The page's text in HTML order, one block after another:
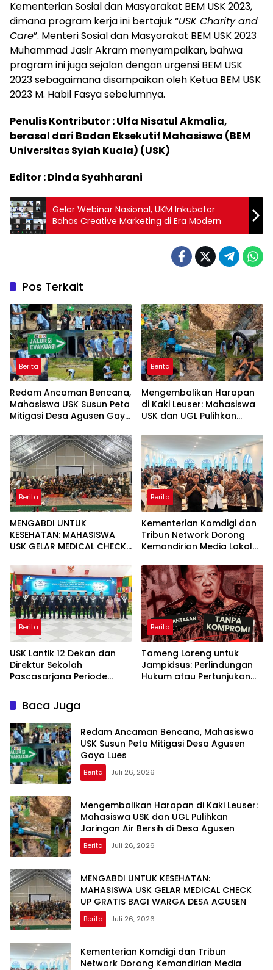
Kementerian Sosial dan Masyarakat BEM USK 2023,
dimana program kerja ini bertajuk “USK Charity and
Care”. Menteri Sosial dan Masyarakat BEM USK 2023
Muhammad Jasir Akram menyampaikan, bahwa
program ini juga sejalan dengan urgensi BEM USK
2023 sebagaimana disampaikan oleh Ketua BEM USK
2023 M. Habil Fasya sebelumnya.
Penulis Kontributor : Ulfa Nisatul Akmalia,
berasal dari Badan Eksekutif Mahasiswa (BEM
Universitas Syiah Kuala) (USK)
Editor : Dinda Syahharani
Gelar Webinar Nasional, UKM Inkubator
Bahas Creative Marketing di Era Modern
Pos Terkait
Berita
Redam Ancaman Bencana,
Mahasiswa USK Susun Peta
Mitigasi Desa Agusen Gayo
Berita
Mengembalikan Harapan
di Kaki Leuser: Mahasiswa
USK dan UGL Pulihkan
Agusen
Berita
MENGABDI UNTUK
KESEHATAN: MAHASISWA
USK GELAR MEDICAL CHECK
DESA AGUSEN
Berita
Kementerian Komdigi dan
Tribun Network Dorong
Kemandirian Media Lokal
Aceh
Berita
USK Lantik 12 Dekan dan
Direktur Sekolah
Pascasarjana Periode
Berita
Tameng Loreng untuk
Jampidsus: Perlindungan
Hukum atau Pertunjukan
Baca Juga
Redam Ancaman Bencana, Mahasiswa
USK Susun Peta Mitigasi Desa Agusen
Gayo Lues
Berita Juli 26, 2026
Mengembalikan Harapan di Kaki Leuser:
Mahasiswa USK dan UGL Pulihkan
Jaringan Air Bersih di Desa Agusen
Berita Juli 26, 2026
MENGABDI UNTUK KESEHATAN:
MAHASISWA USK GELAR MEDICAL CHECK
Berita Juli 26, 2026
Kementerian Komdigi dan Tribun
Network Dorong Kemandirian Media